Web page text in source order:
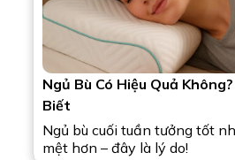
Ngủ Bù Có Hiệu Quả
Biết
Ngủ bù cuối tuần tưởng tốt
mệt hơn – đây là lý do!